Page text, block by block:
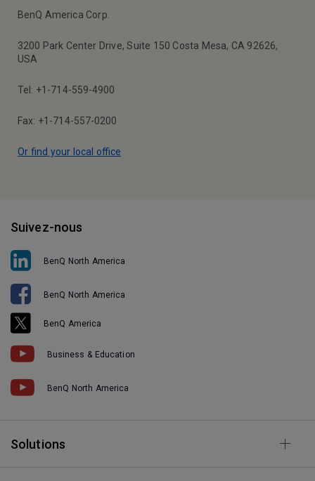
BenQ America Corp.
3200 Park Center Drive, Suite 150 Costa Mesa, CA 92626,
USA
Tel: +1-714-559-4900
Fax: +1-714-557-0200
Or find your local office
Suivez-nous
BenQ North America
BenQ North America
BenQ America
Business & Education
BenQ North America
Solutions